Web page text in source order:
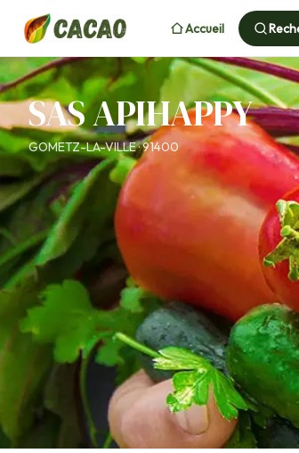
Accueil
SAS APIHAPPY
GOMETZ-LA-VILLE · 91400